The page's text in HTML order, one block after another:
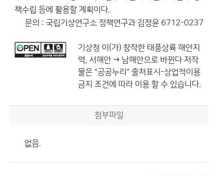
책수립 등에 활용할 계획이다.
문의 : 국립기상연구소 정책연구과 김정윤 6712-0237
기상청 이(가) 창작한 태풍상륙 해안지
역, 서해안 → 남해안으로 바뀐다 저작
물은 "공공누리" 출처표시-상업적이용
금지 조건에 따라 이용 할 수 있습니다.
첨부파일
없음.